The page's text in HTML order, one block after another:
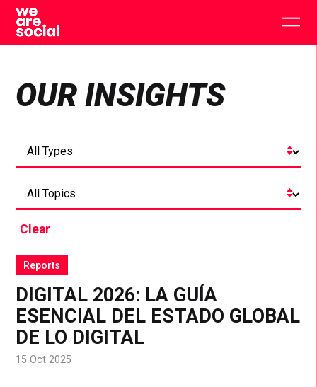
Skip
content
OUR INSIGHTS
Clear
Reports
DIGITAL 2026: LA GUÍA
ESENCIAL DEL ESTADO GLOBAL
DE LO DIGITAL
15 Oct 2025